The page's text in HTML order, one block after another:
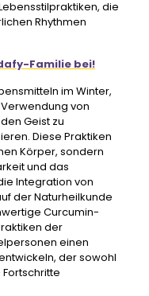
die
Rhythmen
Familie bei!
im Winter,
von
Geist zu
Diese Praktiken
Körper, sondern
und das
Integration von
der Naturheilkunde
Curcumin-
der
einen
der sowohl